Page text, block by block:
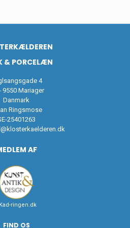
& PORCELÆN
4
9550 Mariager
Danmark
Ringsmose
25401263
AF
Kad-ringen.dk
FIND OS